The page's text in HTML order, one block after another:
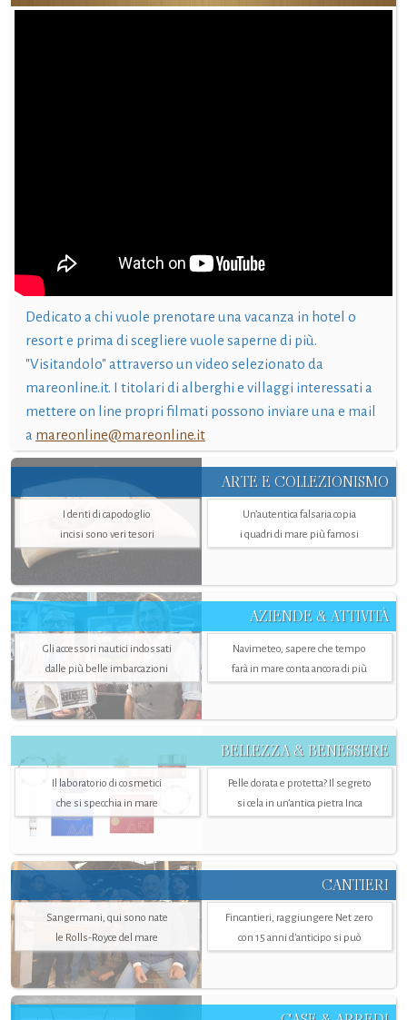
Dedicato a chi vuole prenotare una vacanza in hotel o
resort e prima di scegliere vuole saperne di più.
"Visitandolo" attraverso un video selezionato da
mareonline.it. I titolari di alberghi e villaggi interessati a
mettere on line propri filmati possono inviare una e mail
a mareonline@mareonline.it
ARTE E COLLEZIONISMO
I denti di capodoglio
incisi sono veri tesori
Un’autentica falsaria copia
i quadri di mare più famosi
AZIENDE & ATTIVITÀ
Gli accessori nautici indossati
dalle più belle imbarcazioni
Navimeteo, sapere che tempo
farà in mare conta ancora di più
BELLEZZA & BENESSERE
Il laboratorio di cosmetici
che si specchia in mare
Pelle dorata e protetta? Il segreto
si cela in un’antica pietra Inca
CANTIERI
Sangermani, qui sono nate
le Rolls-Royce del mare
Fincantieri, raggiungere Net zero
con 15 anni d'anticipo si può